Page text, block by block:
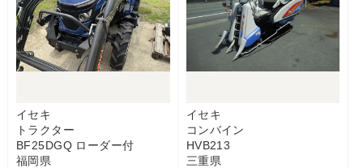
イセキ
トラクター
BF25DGQ ローダー付
福岡県
イセキ
コンバイン
HVB213
三重県